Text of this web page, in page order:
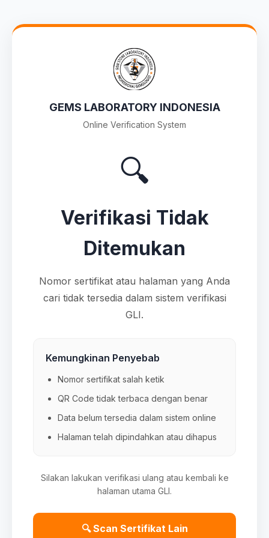
GEMS LABORATORY INDONESIA
Online Verification System
🔍
Verifikasi Tidak
Ditemukan
Nomor sertifikat atau halaman yang Anda
cari tidak tersedia dalam sistem verifikasi
GLI.
Kemungkinan Penyebab
Nomor sertifikat salah ketik
QR Code tidak terbaca dengan benar
Data belum tersedia dalam sistem online
Halaman telah dipindahkan atau dihapus
Silakan lakukan verifikasi ulang atau kembali ke
halaman utama GLI.
🔍 Scan Sertifikat Lain